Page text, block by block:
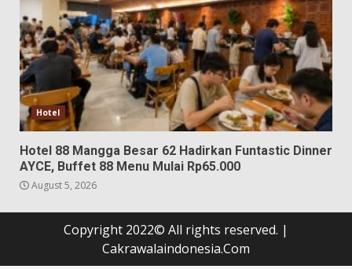
Hotel
Hotel 88 Mangga Besar 62 Hadirkan Funtastic Dinner
AYCE, Buffet 88 Menu Mulai Rp65.000
August 5, 2026
Copyright 2022© All rights reserved. |
Cakrawalaindonesia.Com